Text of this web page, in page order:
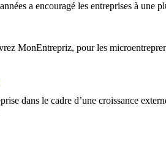
a encouragé les entreprises à
MonEntrepriz, pour les
dans le cadre d’une croissance